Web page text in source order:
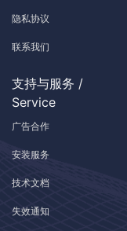
隐私协议
联系我们
支持与服务 /
Service
广告合作
安装服务
技术文档
失效通知